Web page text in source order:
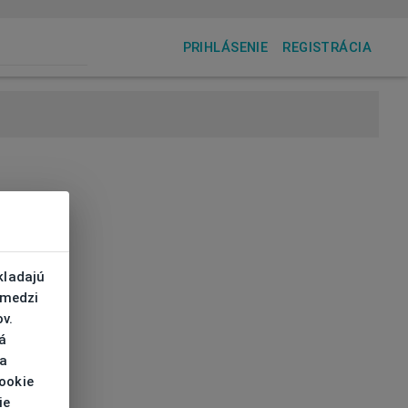
PRIHLÁSENIE REGISTRÁCIA